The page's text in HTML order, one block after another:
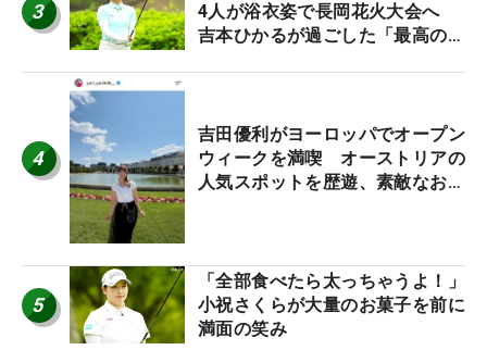
3
4人が浴衣姿で長岡花火大会へ
吉本ひかるが過ごした「最高の夏
4
吉田優利がヨーロッパでオープン
ウィークを満喫 オーストリアの
人気スポットを歴遊、素敵なお土
5
「全部食べたら太っちゃうよ！」
小祝さくらが大量のお菓子を前に
満面の笑み